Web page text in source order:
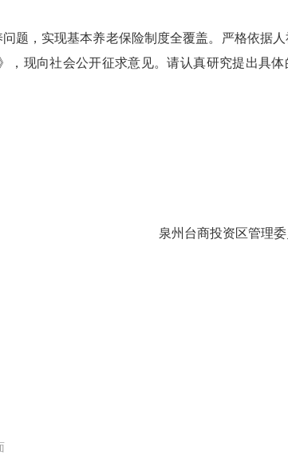
，实现基本养老保险制度全覆盖。严格依据人
现向社会公开征求意见。请认真研究提出具
泉州台商投资区管理委